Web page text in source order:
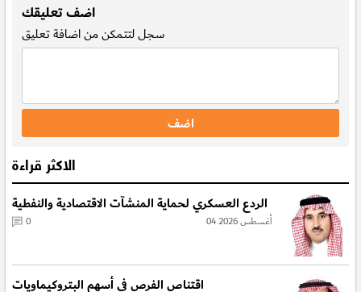
اضف تعليقك
سجللتتمكن من اضافة تعليق
الاكثر قراءة
الردع العسكري لحماية المنشآت الاقتصادية والنفطية
04 أغسطس 2026 0
اقتناص الفرص في أسهم البتروكيماويات